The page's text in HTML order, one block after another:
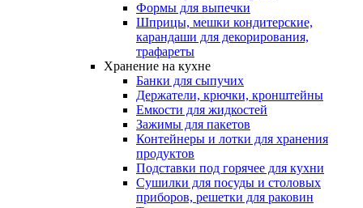
Формы для выпечки
Шприцы, мешки кондитерские,
карандаши для декорирования,
трафареты
Хранение на кухне
Банки для сыпучих
Держатели, крючки, кронштейны
Емкости для жидкостей
Зажимы для пакетов
Контейнеры и лотки для хранения
продуктов
Подставки под горячее для кухни
Сушилки для посуды и столовых
приборов, решетки для раковин